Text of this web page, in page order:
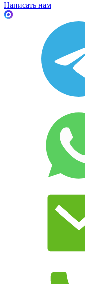
Написать нам